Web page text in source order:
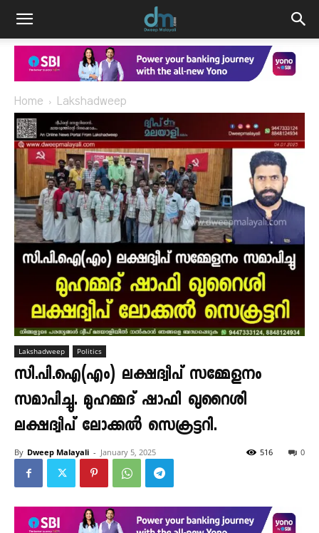
Home Lakshadweep
Lakshadweep Politics
സി.പി.ഐ(എം) ലക്ഷദ്വീപ് സമ്മേളനം
സമാപിച്ചു. മുഹമ്മദ് ഷാഫി ഖുറൈശി
ലക്ഷദ്വീപ് ലോക്കൽ സെക്രട്ടറി.
By Dweep Malayali - January 5, 2025 0
516